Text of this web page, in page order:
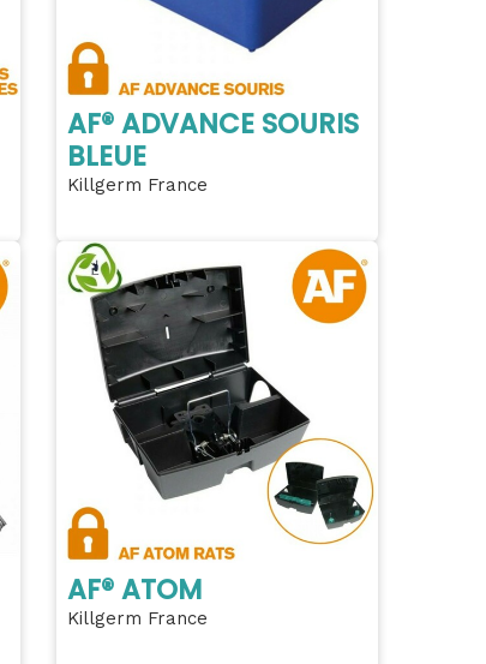
AF® ADVANCE SOURIS
BLEUE
Killgerm France
AF® ATOM
Killgerm France